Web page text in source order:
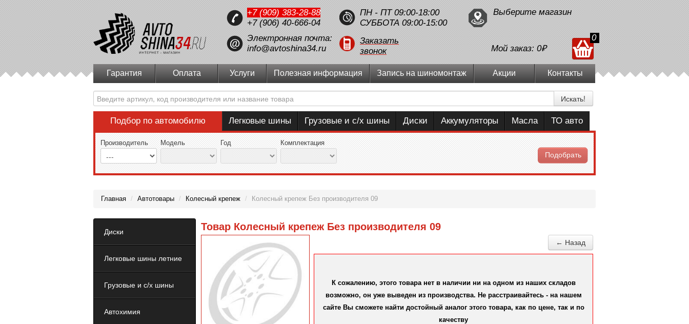
+7 (909) 383-28-88
+7 (906) 40-666-04
Электронная почта:
info@avtoshina34.ru
ПН - ПТ 09:00-18:00
СУББОТА 09:00-15:00
Заказать
звонок
Выберите магазин
Мой заказ: 0₽
0
Гарантия Оплата Услуги Полезная информация Запись на шиномонтаж Акции Контакты
Искать!
Подбор по автомобилю Легковые шины Грузовые и с/х шины Диски Аккумуляторы Масла ТО авто
Производитель Модель Год Комплектация
Подобрать
Главная / Автотовары / Колесный крепеж / Колесный крепеж Без производителя 09
Диски
Легковые шины летние
Грузовые и с/х шины
Автохимия
Товар Колесный крепеж Без производителя 09
← Назад
К сожалению, этого товара нет в наличии ни на одном из наших складов
возможно, он уже выведен из производства. Не расстраивайтесь - на нашем
сайте Вы сможете найти достойный аналог этого товара, как по цене, так и по
качеству